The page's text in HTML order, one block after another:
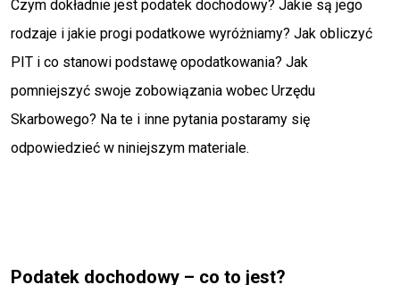
Czym dokładnie jest podatek dochodowy? Jakie są jego
rodzaje i jakie progi podatkowe wyróżniamy? Jak obliczyć
PIT i co stanowi podstawę opodatkowania? Jak
pomniejszyć swoje zobowiązania wobec Urzędu
Skarbowego? Na te i inne pytania postaramy się
odpowiedzieć w niniejszym materiale.
Podatek dochodowy – co to jest?